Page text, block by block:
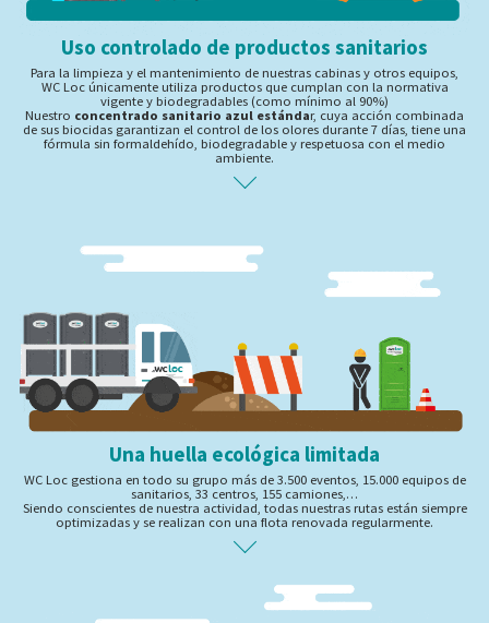
Uso controlado de productos sanitarios
Para la limpieza y el mantenimiento de nuestras cabinas y otros equipos,
WC Loc únicamente utiliza productos que cumplan con la normativa
vigente y biodegradables (como mínimo al 90%)
Nuestro concentrado sanitario azul estándar, cuya acción combinada
de sus biocidas garantizan el control de los olores durante 7 días, tiene una
fórmula sin formaldehído, biodegradable y respetuosa con el medio
ambiente.
Una huella ecológica limitada
WC Loc gestiona en todo su grupo más de 3.500 eventos, 15.000 equipos de
sanitarios, 33 centros, 155 camiones,…
Siendo conscientes de nuestra actividad, todas nuestras rutas están siempre
optimizadas y se realizan con una flota renovada regularmente.